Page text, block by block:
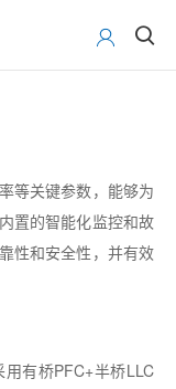
等关键参数，能够为
置的智能化监控和故
性和安全性，并有效
有桥PFC+半桥LLC